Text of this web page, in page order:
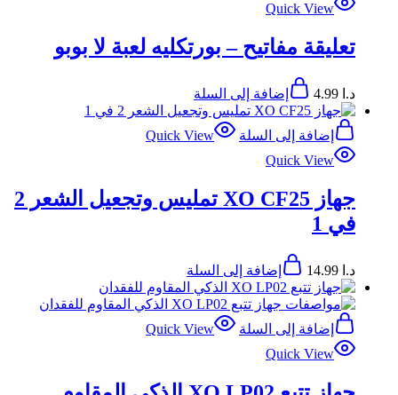
Quick View
تعليقة مفاتيح – بورتكليه لعبة لا بوبو
د.ا إضافة إلى السلة
إضافة إلى السلة
Quick View
Quick View
جهاز XO CF25 تمليس وتجعيل الشعر 2
في 1
د.ا إضافة إلى السلة
إضافة إلى السلة
Quick View
Quick View